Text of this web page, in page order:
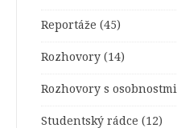
Reportáže (45)
Rozhovory (14)
Rozhovory s osobnostmi
Studentský rádce (12)